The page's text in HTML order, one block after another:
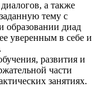
а также
тему с
образовании диад
уверенным в себе и
развития и
части
занятиях.